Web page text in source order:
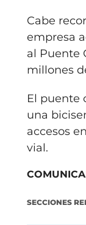
Cabe
empresa
al Puente
millones
El puente
una
accesos
vial.
SECCIONES